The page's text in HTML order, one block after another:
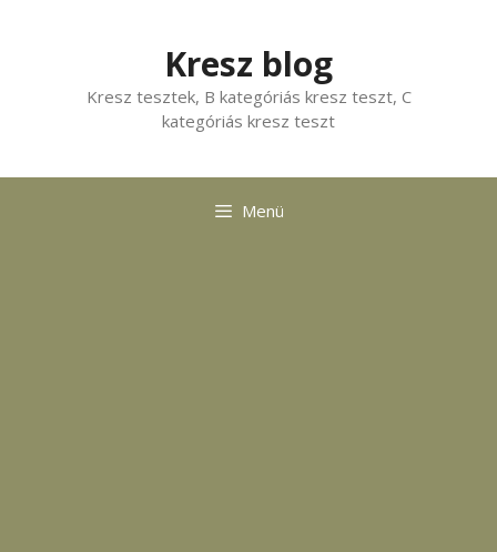
Kresz blog
Kresz tesztek, B kategóriás kresz teszt, C
kategóriás kresz teszt
Menü